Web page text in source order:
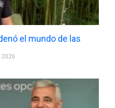
el mundo de las
2026